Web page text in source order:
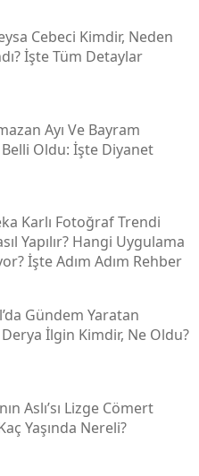
Cebeci Kimdir, Neden
İşte Tüm Detaylar
Ayı Ve Bayram
Oldu: İşte Diyanet
Karlı Fotoğraf Trendi
Yapılır? Hangi Uygulama
İşte Adım Adım Rehber
Gündem Yaratan
İlgin Kimdir, Ne Oldu?
Aslı’sı Lizge Cömert
Yaşında Nereli?